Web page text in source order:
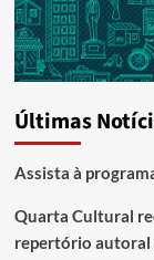
Últimas
Assista à
Quarta Cultural
repertório autoral